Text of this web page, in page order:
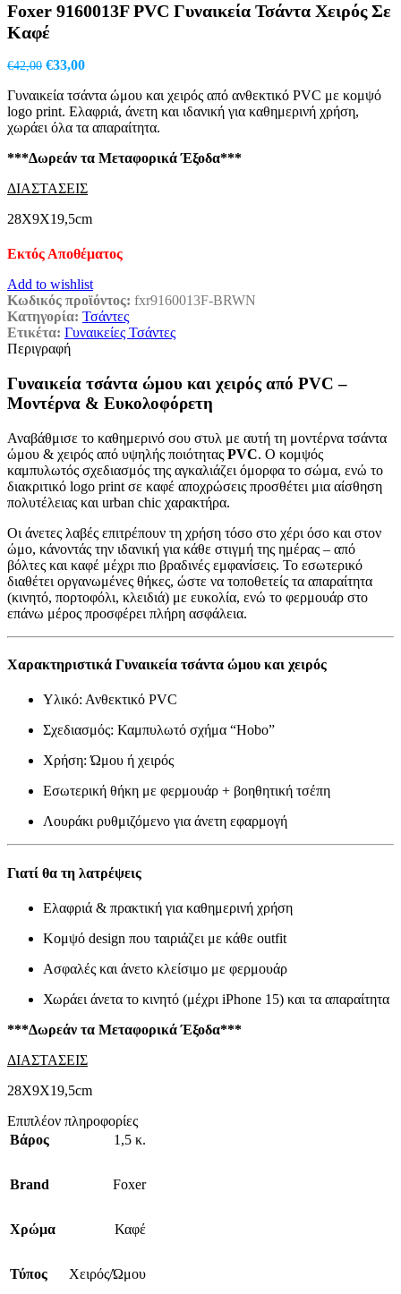
€44,00.είναι:
Foxer 9160013F PVC Γυναικεία Τσάντα Χειρός Σε
Καφέ
€42,00 Original
was:
€42,00.
€33,00Η
τιμή
είναι:
€33,00.
Γυναικεία τσάντα ώμου και χειρός από ανθεκτικό PVC με κομψό
logo print. Ελαφριά, άνετη και ιδανική για καθημερινή χρήση,
χωράει όλα τα απαραίτητα.
***Δωρεάν τα Μεταφορικά Έξοδα***
ΔΙΑΣΤΑΣΕΙΣ
28X9X19,5cm
Εκτός Αποθέματος
Add to wishlist
Κωδικός προϊόντος: fxr9160013F-BRWN
Κατηγορία: Τσάντες
Ετικέτα: Γυναικείες Τσάντες
Περιγραφή
Γυναικεία τσάντα ώμου και χειρός από PVC –
Μοντέρνα & Ευκολοφόρετη
Αναβάθμισε το καθημερινό σου στυλ με αυτή τη μοντέρνα τσάντα
ώμου & χειρός από υψηλής ποιότητας PVC. Ο κομψός
καμπυλωτός σχεδιασμός της αγκαλιάζει όμορφα το σώμα, ενώ το
διακριτικό logo print σε καφέ αποχρώσεις προσθέτει μια αίσθηση
πολυτέλειας και urban chic χαρακτήρα.
Οι άνετες λαβές επιτρέπουν τη χρήση τόσο στο χέρι όσο και στον
ώμο, κάνοντάς την ιδανική για κάθε στιγμή της ημέρας – από
βόλτες και καφέ μέχρι πιο βραδινές εμφανίσεις. Το εσωτερικό
διαθέτει οργανωμένες θήκες, ώστε να τοποθετείς τα απαραίτητα
(κινητό, πορτοφόλι, κλειδιά) με ευκολία, ενώ το φερμουάρ στο
επάνω μέρος προσφέρει πλήρη ασφάλεια.
Χαρακτηριστικά Γυναικεία τσάντα ώμου και χειρός
Υλικό: Ανθεκτικό PVC
Σχεδιασμός: Καμπυλωτό σχήμα “Hobo”
Χρήση: Ώμου ή χειρός
Εσωτερική θήκη με φερμουάρ + βοηθητική τσέπη
Λουράκι ρυθμιζόμενο για άνετη εφαρμογή
Γιατί θα τη λατρέψεις
Ελαφριά & πρακτική για καθημερινή χρήση
Κομψό design που ταιριάζει με κάθε outfit
Ασφαλές και άνετο κλείσιμο με φερμουάρ
Χωράει άνετα το κινητό (μέχρι iPhone 15) και τα απαραίτητα
***Δωρεάν τα Μεταφορικά Έξοδα***
ΔΙΑΣΤΑΣΕΙΣ
28X9X19,5cm
Επιπλέον πληροφορίες
Βάρος
1,5 κ.
Brand Foxer
Χρώμα Καφέ
Τύπος Χειρός/Ώμου